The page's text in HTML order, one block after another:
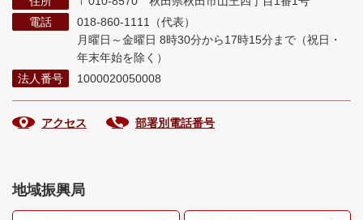
電話
018-860-1111（代表）
月曜日～金曜日 8時30分から17時15分まで （祝日・
年末年始を除く）
法人番号
1000020050008
アクセス 部署別電話番号
地域振興局